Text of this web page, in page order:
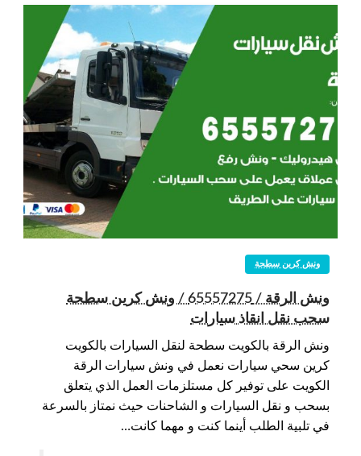
ونش كرين سطحة
ونش الرقة / 65557275 / ونش كرين سطحة
سحب نقل انقاذ سيارات
ونش الرقة بالكويت سطحة لنقل السيارات بالكويت
كرين سحي سيارات نعمل في ونش سيارات الرقة
الكويت على توفير كل مستلزمات العمل الذي يتعلق
بسحب و نقل السيارات و الشاحنات حيث نمتاز بالسرعة
في تلبية الطلب أينما كنت و مهما كانت…